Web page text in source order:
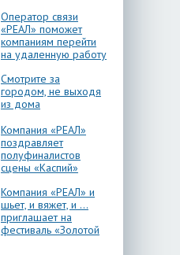
Оператор связи
«РЕАЛ» поможет
компаниям перейти
на удаленную работу
Смотрите за
городом, не выходя
из дома
Компания «РЕАЛ»
поздравляет
полуфиналистов
сцены «Каспий»
Компания «РЕАЛ» и
шьет, и вяжет, и …
приглашает на
фестиваль «Золотой